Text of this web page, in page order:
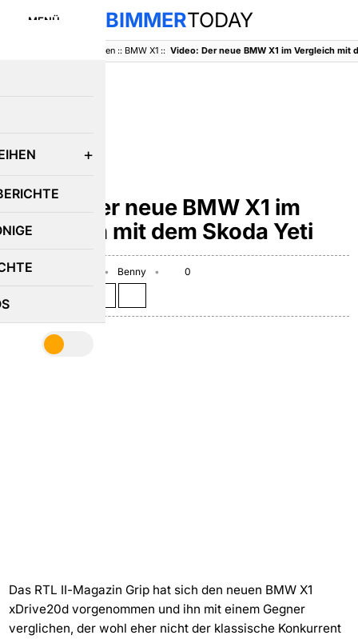
MENÜ BIMMERTODAY
Baureihen:: BMW X1:: Video: Der neue BMW X1 im Vergleich mit
Video: Der neue BMW X1 im
Vergleich mit dem Skoda Yeti
November 2, 2009 Benny
0
Das RTL II-Magazin Grip hat sich den neuen BMW X1
xDrive20d vorgenommen und ihn mit einem Gegner
verglichen, der wohl eher nicht der klassische Konkurrent